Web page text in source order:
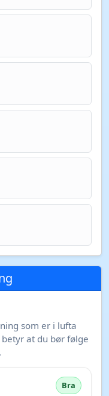
som er i lufta
at du bør følge
Bra